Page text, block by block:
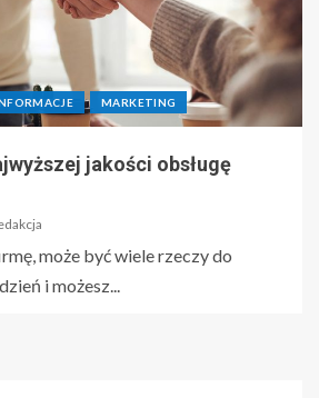
MARKETING
jakości obsługę
może być wiele rzeczy do
i możesz...